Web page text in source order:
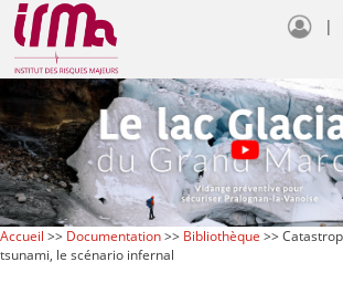
|
Accueil >> Documentation>> Bibliothèque >>
tsunami, le scénario infernal